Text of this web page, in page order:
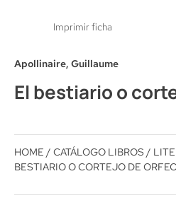
Imprimir ficha
Apollinaire, Guillaume
El bestiario o
HOME / CATÁLOGO LIBROS /
BESTIARIO O CORTEJO DE